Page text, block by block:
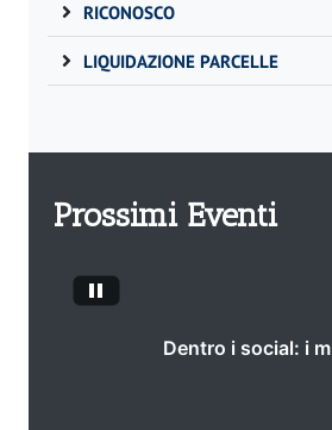
RICONOSCO
LIQUIDAZIONE PARCELLE
Prossimi Eventi
Dentro i social: i